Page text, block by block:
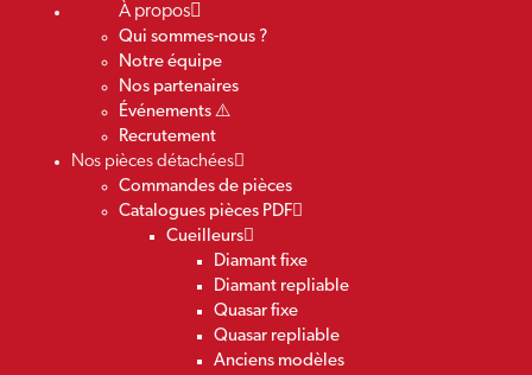
À propos
Qui sommes-nous ?
Notre équipe
Nos partenaires
Événements ⚠️
Recrutement
Nos pièces détachées
Commandes de pièces
Catalogues pièces PDF
Cueilleurs
Diamant fixe
Diamant repliable
Quasar fixe
Quasar repliable
Anciens modèles